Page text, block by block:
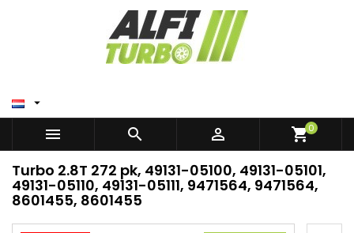

   shopping_cart0
Turbo 2.8T 272 pk, 49131-05100, 49131-05101,
49131-05110, 49131-05111, 9471564, 9471564,
8601455, 8601455